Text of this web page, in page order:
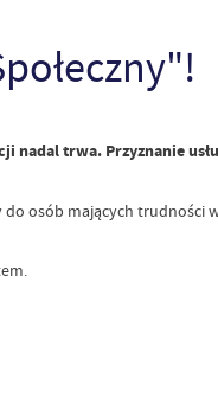
nadal trwa. Przyznanie
osób mających trudności